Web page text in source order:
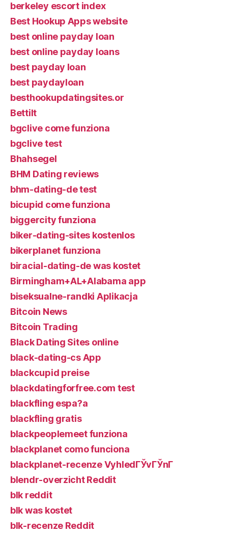
berkeley escort index
Best Hookup Apps website
best online payday loan
best online payday loans
best payday loan
best paydayloan
besthookupdatingsites.or
Bettilt
bgclive come funziona
bgclive test
Bhahsegel
BHM Dating reviews
bhm-dating-de test
bicupid come funziona
biggercity funziona
biker-dating-sites kostenlos
bikerplanet funziona
biracial-dating-de was kostet
Birmingham+AL+Alabama app
biseksualne-randki Aplikacja
Bitcoin News
Bitcoin Trading
Black Dating Sites online
black-dating-cs App
blackcupid preise
blackdatingforfree.com test
blackfling espa?a
blackfling gratis
blackpeoplemeet funziona
blackplanet como funciona
blackplanet-recenze VyhledГЎvГЎnГ­
blendr-overzicht Reddit
blk reddit
blk was kostet
blk-recenze Reddit